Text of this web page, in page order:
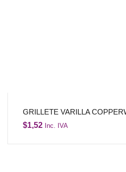
GRILLETE VARILLA
$1,52 Inc. IVA